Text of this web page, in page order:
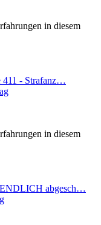
in diesem
411 - Strafanz…
in diesem
ENDLICH abgesch…